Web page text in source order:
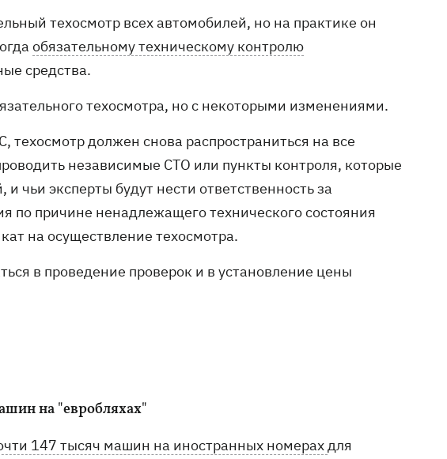
техосмотр всех автомобилей, но на практике он
обязательному техническому контролю
средства.
техосмотра, но с некоторыми изменениями.
техосмотр должен снова распространиться на все
независимые СТО или пункты контроля, которые
чьи эксперты будут нести ответственность за
по причине ненадлежащего технического состояния
на осуществление техосмотра.
в проведение проверок и в установление цены
на "евробляхах"
147 тысяч машин на иностранных номерахдля